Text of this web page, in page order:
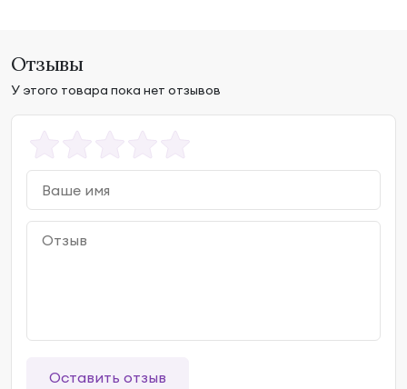
Отзывы
У этого товара пока нет отзывов
Оставить отзыв